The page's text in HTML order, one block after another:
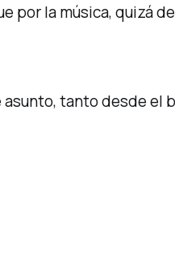
por la música, quizá
tanto desde el